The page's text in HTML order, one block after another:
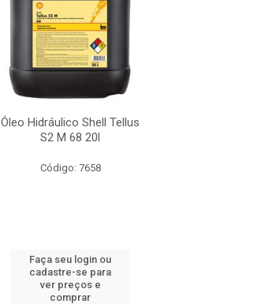
Óleo Hidráulico Shell Tellus
S2 M 68 20l
Código: 7658
Faça seu login ou
cadastre-se para
ver preços e
comprar